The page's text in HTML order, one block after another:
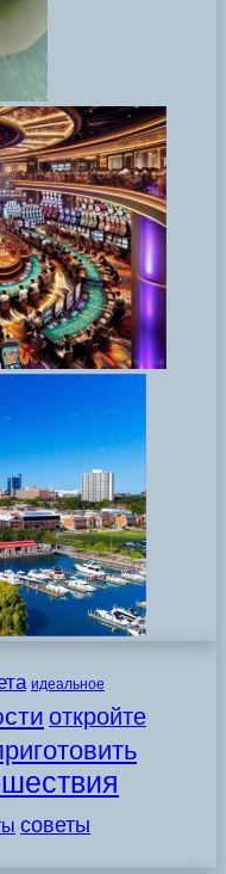
идеальное
откройте
советы